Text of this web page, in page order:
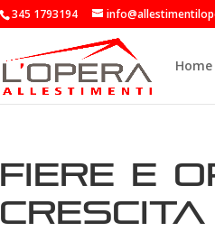
345 1793194
Home
Fiere e
crescita